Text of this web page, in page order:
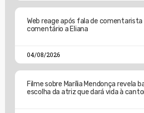
Web reage após fala de comentarista
comentário a Eliana
04/08/2026
Filme sobre Marília Mendonça revela
escolha da atriz que dará vida à